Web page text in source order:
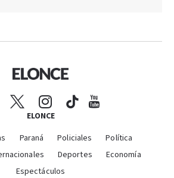
ELONCE
Paraná Policiales
Política
Deportes
Economía
Espectáculos